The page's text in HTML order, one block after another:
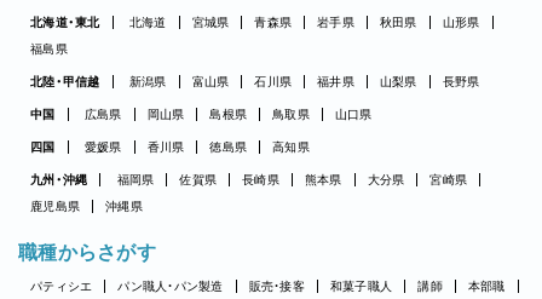
北海道・東北 北海道 宮城県 青森県 岩手県 秋田県
山形県
福島県
北陸・甲信越 新潟県 富山県 石川県 福井県 山梨県 長野県
中国 広島県 岡山県 島根県 鳥取県 山口県
四国 愛媛県 香川県 徳島県 高知県
九州・沖縄 福岡県 佐賀県 長崎県 熊本県 大分県
宮崎県
鹿児島県
沖縄県
職種からさがす
パティシエ パン職人・パン製造 販売・接客 和菓子職人 講師
本部職